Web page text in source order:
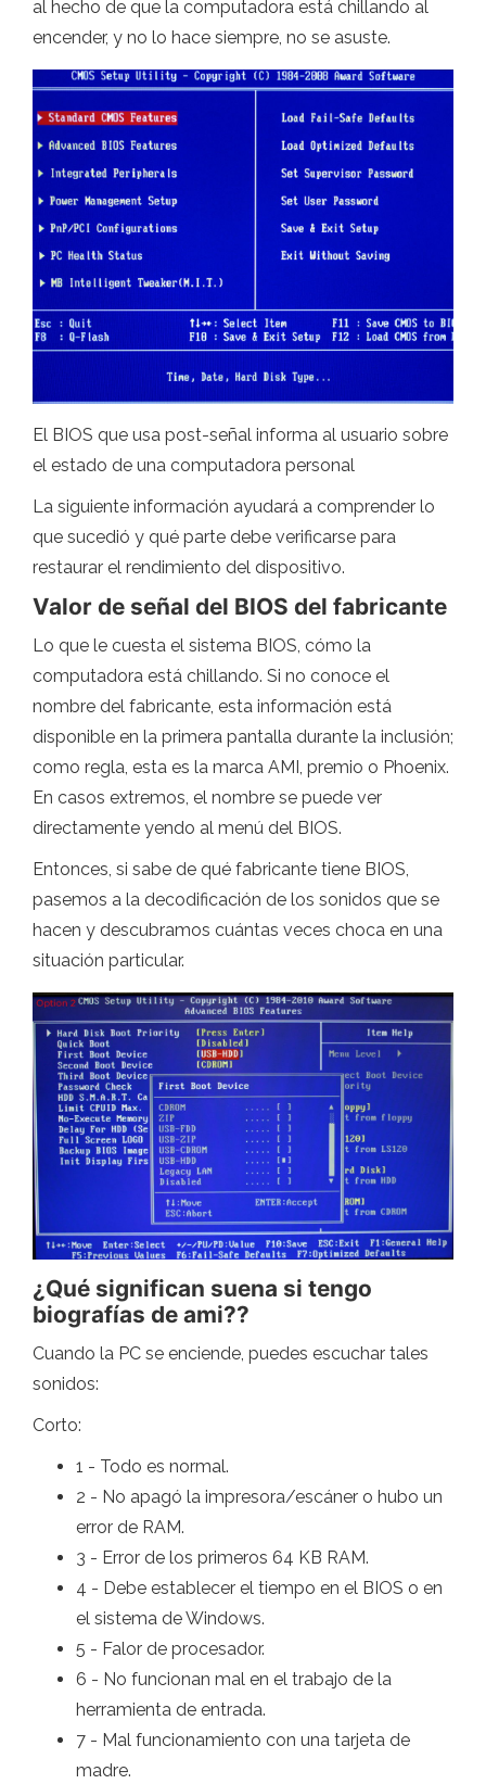
al hecho de que la computadora está chillando al
encender, y no lo hace siempre, no se asuste.
El BIOS que usa post-señal informa al usuario sobre
el estado de una computadora personal
La siguiente información ayudará a comprender lo
que sucedió y qué parte debe verificarse para
restaurar el rendimiento del dispositivo.
Valor de señal del BIOS del fabricante
Lo que le cuesta el sistema BIOS, cómo la
computadora está chillando. Si no conoce el
nombre del fabricante, esta información está
disponible en la primera pantalla durante la inclusión;
como regla, esta es la marca AMI, premio o Phoenix.
En casos extremos, el nombre se puede ver
directamente yendo al menú del BIOS.
Entonces, si sabe de qué fabricante tiene BIOS,
pasemos a la decodificación de los sonidos que se
hacen y descubramos cuántas veces choca en una
situación particular.
¿Qué significan suena si tengo
biografías de ami??
Cuando la PC se enciende, puedes escuchar tales
sonidos:
Corto:
1 - Todo es normal.
2 - No apagó la impresora/escáner o hubo un
error de RAM.
3 - Error de los primeros 64 KB RAM.
4 - Debe establecer el tiempo en el BIOS o en
el sistema de Windows.
5 - Falor de procesador.
6 - No funcionan mal en el trabajo de la
herramienta de entrada.
7 - Mal funcionamiento con una tarjeta de
madre.